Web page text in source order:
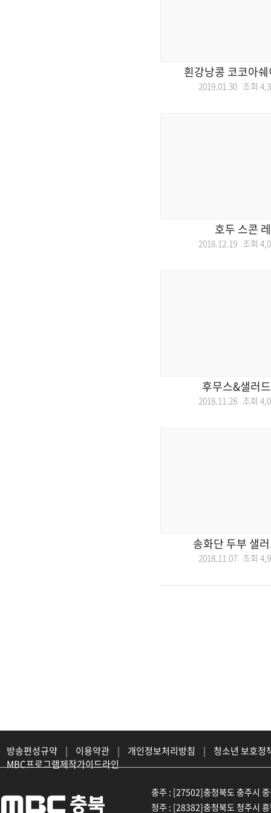
흰강낭콩 코코아
2019.01.30 조회
호두 스콘
2018.12.19 조회
후무스&샐러
2018.11.28 조회
송화단 두부 샐
2018.11.07 조회
방송편성규약 | 이용약관 | 개인정보처리방침 |
청소년 보호정
MBC프로그램제작가이드라인
충주 : [27502]충청북도 충주시
청주 : [28382]충청북도 청주시